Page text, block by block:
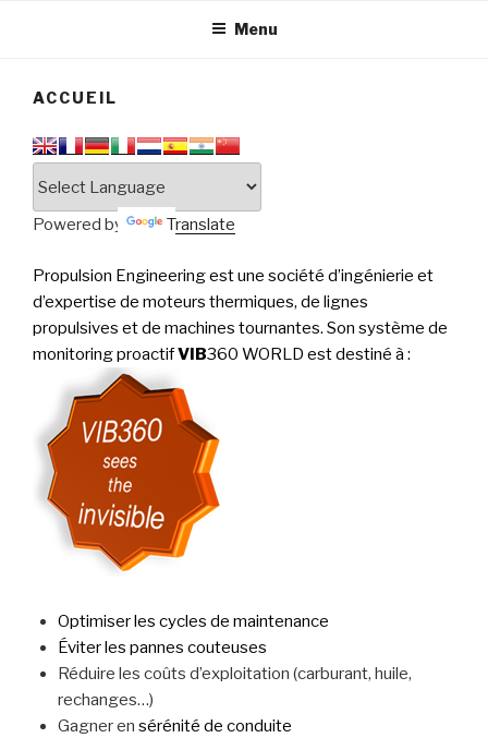
PERFORMANCE
Menu
ACCUEIL
Powered by Translate
Propulsion Engineering est une société d’ingénierie et
d’expertise de moteurs thermiques, de lignes
propulsives et de machines tournantes. Son système de
monitoring proactifVIB360 WORLD est destiné à :
Optimiser les cycles de maintenance
Éviter les pannes couteuses
Réduire les coûts d’exploitation (carburant, huile,
rechanges…)
Gagner en sérénité de conduite